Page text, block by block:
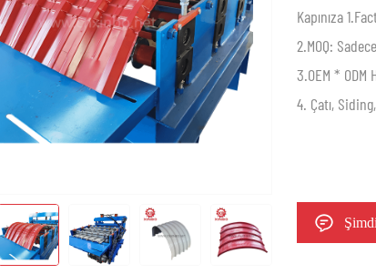
Kapınıza
2.MOQ:
3.OEM * ODM
4. Çatı,